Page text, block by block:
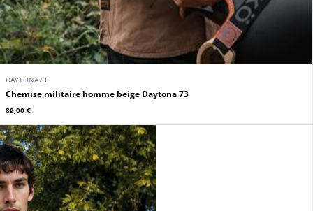
DAYTONA73
Chemise militaire homme beige Daytona 73
89,00 €